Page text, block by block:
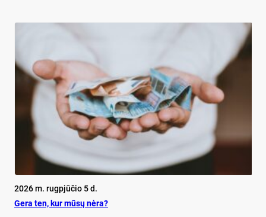
2026 m. rugpjūčio 5 d.
Ge­ra ten, kur mū­sų nė­ra?